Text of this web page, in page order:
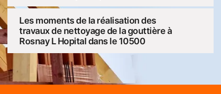
Les moments de la réalisation des
travaux de nettoyage de la gouttière à
Rosnay L Hopital dans le 10500